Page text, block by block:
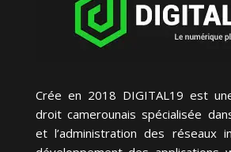
Crée en 2018 DIGITAL19 est
droit camerounais spécialisée
et l’administration des réseaux